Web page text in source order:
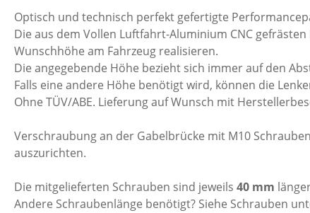
Optisch und technisch perfekt gefertigte
Die aus dem Vollen Luftfahrt-Aluminium CNC
Wunschhöhe am Fahrzeug realisieren.
Die angegebende Höhe bezieht sich immer auf den
Falls eine andere Höhe benötigt wird, können die
Ohne TÜV/ABE. Lieferung auf Wunsch mit
Verschraubung an der Gabelbrücke mit M10
auszurichten.
Die mitgelieferten Schrauben sind jeweils 40 mm
Andere Schraubenlänge benötigt? Siehe Schrauben